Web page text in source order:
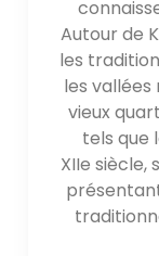
Autour de
les
les vallées
vieux
tels que
XIIe